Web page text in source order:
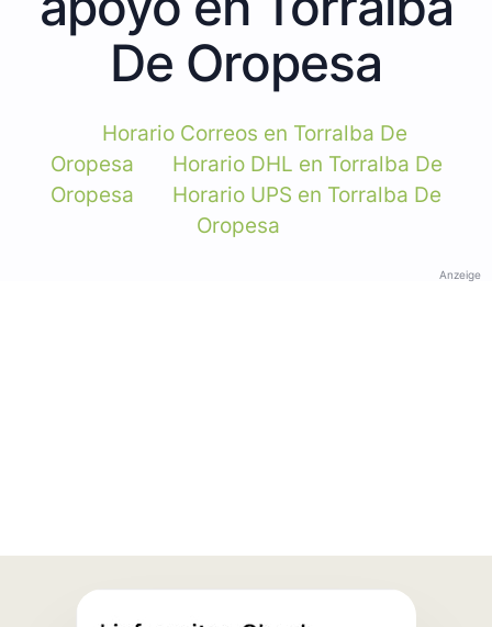
De Oropesa
Horario Correos en Torralba De
Oropesa
Horario DHL en Torralba De
Oropesa
Horario UPS en Torralba De
Oropesa
Anzeige